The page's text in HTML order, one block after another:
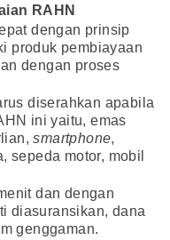
RAHN
dengan prinsip
produk pembiayaan
dengan proses
diserahkan apabila
ini yaitu, emas
smartphone,
sepeda motor, mobil
dan dengan
diasuransikan, dana
genggaman.